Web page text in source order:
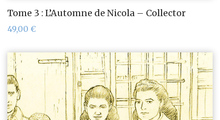
Tome 3 : L’Automne de Nicola – Collector
49,00 €